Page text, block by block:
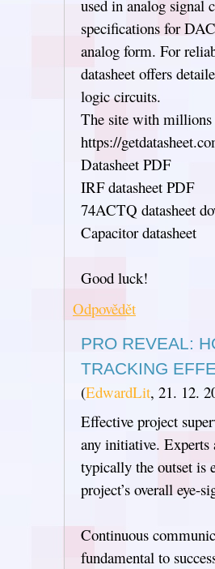
used in analog signal
specifications for
analog form. For
datasheet offers
logic circuits.
The site with millions
https://
Datasheet PDF
IRF datasheet PDF
74ACTQ datasheet
Capacitor datasheet
Good luck!
Odpovědět
PRO REVEAL:
TRACKING
(EdwardLit, 21. 12.
Effective project
any initiative. Experts
typically the outset is
project’s overall eye-
Continuous
fundamental to